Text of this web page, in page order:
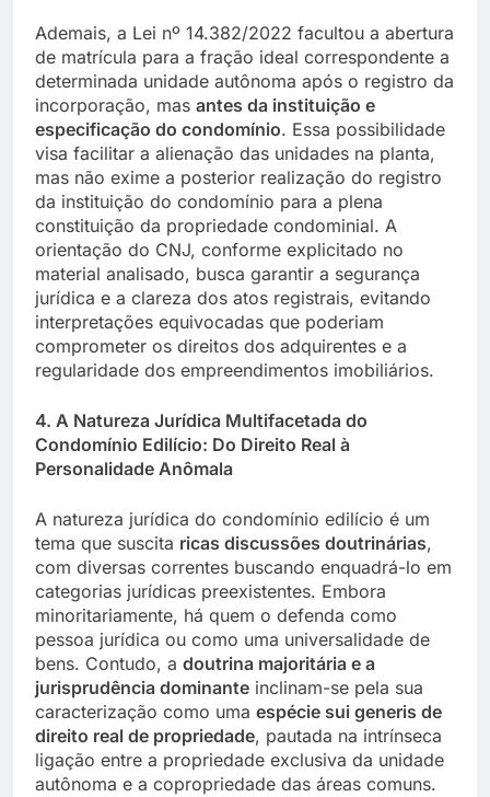
Ademais, a Lei nº 14.382/2022 facultou a abertura
de matrícula para a fração ideal correspondente a
determinada unidade autônoma após o registro da
incorporação, mas antes da instituição e
especificação do condomínio. Essa possibilidade
visa facilitar a alienação das unidades na planta,
mas não exime a posterior realização do registro
da instituição do condomínio para a plena
constituição da propriedade condominial. A
orientação do CNJ, conforme explicitado no
material analisado, busca garantir a segurança
jurídica e a clareza dos atos registrais, evitando
interpretações equivocadas que poderiam
comprometer os direitos dos adquirentes e a
regularidade dos empreendimentos imobiliários.
4. A Natureza Jurídica Multifacetada do
Condomínio Edilício: Do Direito Real à
Personalidade Anômala
A natureza jurídica do condomínio edilício é um
tema que suscita ricas discussões doutrinárias,
com diversas correntes buscando enquadrá-lo em
categorias jurídicas preexistentes. Embora
minoritariamente, há quem o defenda como
pessoa jurídica ou como uma universalidade de
bens. Contudo, a doutrina majoritária e a
jurisprudência dominante inclinam-se pela sua
caracterização como uma espécie sui generis de
direito real de propriedade, pautada na intrínseca
ligação entre a propriedade exclusiva da unidade
autônoma e a copropriedade das áreas comuns.